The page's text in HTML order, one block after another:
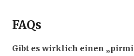
FAQs
Gibt es wirklich einen